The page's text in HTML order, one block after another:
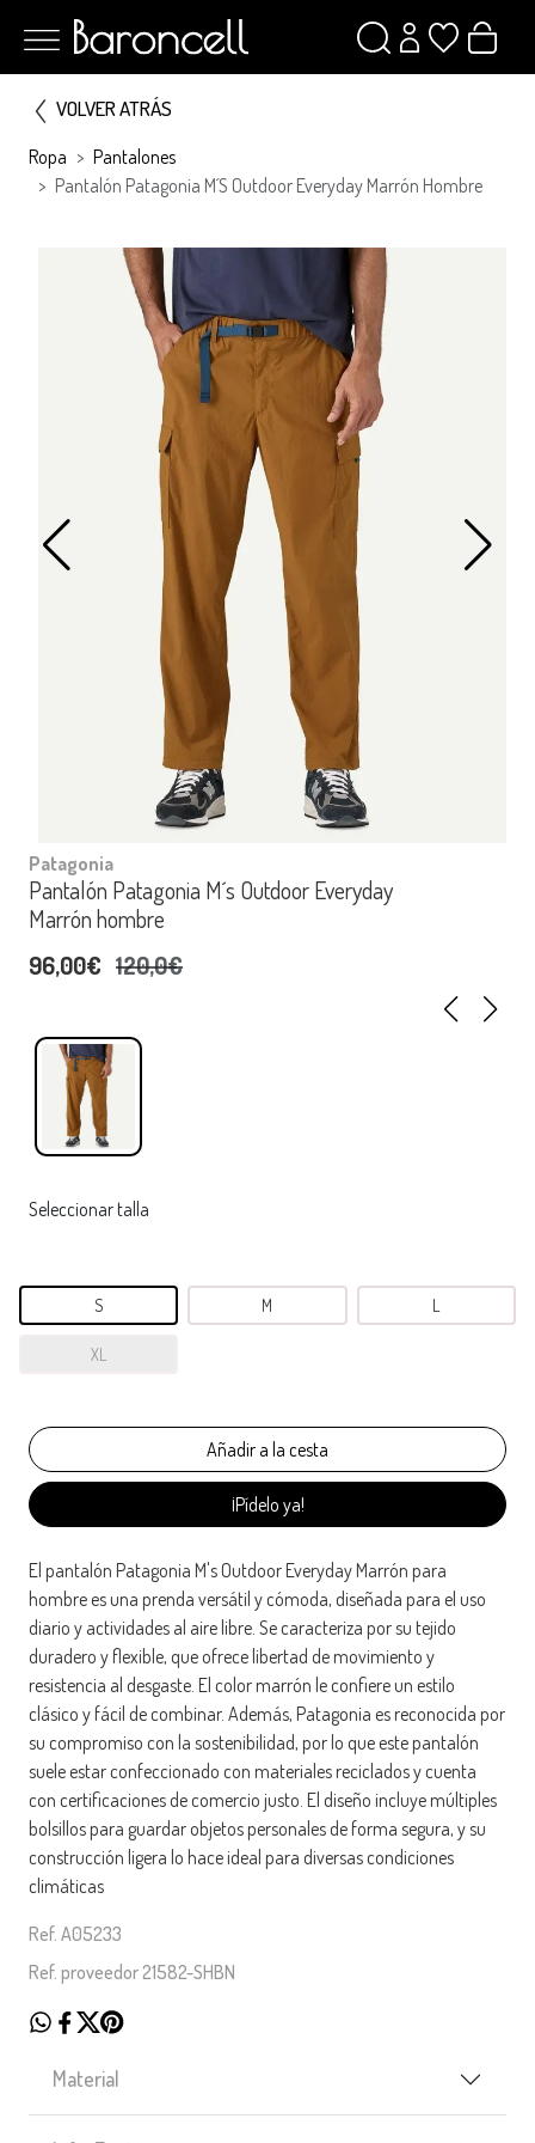
VOLVER ATRÁS
Ropa
Pantalones
Pantalón Patagonia M´s Outdoor Everyday Marrón Hombre
Patagonia
Pantalón Patagonia M´s Outdoor Everyday
Marrón hombre
96,00€ 120,0€
Seleccionar talla
S M L
XL
¡Pídelo ya!
El pantalón Patagonia M's Outdoor Everyday Marrón para
hombre es una prenda versátil y cómoda, diseñada para el uso
diario y actividades al aire libre. Se caracteriza por su tejido
duradero y flexible, que ofrece libertad de movimiento y
resistencia al desgaste. El color marrón le confiere un estilo
clásico y fácil de combinar. Además, Patagonia es reconocida por
su compromiso con la sostenibilidad, por lo que este pantalón
suele estar confeccionado con materiales reciclados y cuenta
con certificaciones de comercio justo. El diseño incluye múltiples
bolsillos para guardar objetos personales de forma segura, y su
construcción ligera lo hace ideal para diversas condiciones
climáticas
Ref. A05233
Ref. proveedor 21582-SHBN
Material